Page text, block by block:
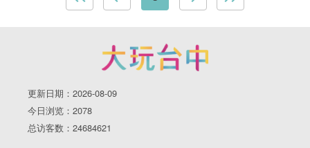
更新日期：2026-08-09
今日浏览：2078
总访客数：24684621